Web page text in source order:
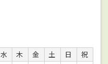
水 木 金 土 日
祝